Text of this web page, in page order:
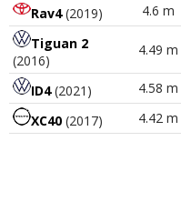
Rav4(2019) 4.6 m
Tiguan 2
(2016)
4.49 m
ID4(2021) 4.58 m
XC40 (2017) 4.42 m